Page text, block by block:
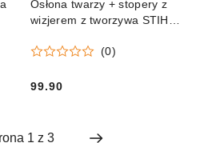
Osłona twarzy + stopery z
wizjerem z tworzywa STIHL
(0)
Cena:
99.90